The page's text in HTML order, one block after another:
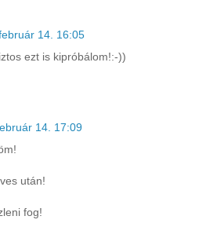
14. 16:05
ezt is kipróbálom!:-))
14. 17:09
után!
fog!